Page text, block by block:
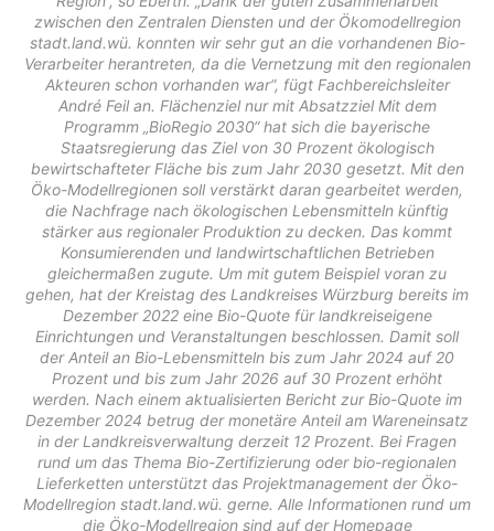
zwischen den Zentralen Diensten und der Ökomodellregion
stadt.land.wü. konnten wir sehr gut an die vorhandenen Bio-
Verarbeiter herantreten, da die Vernetzung mit den regionalen
Akteuren schon vorhanden war“, fügt Fachbereichsleiter
André Feil an. Flächenziel nur mit Absatzziel Mit dem
Programm „BioRegio 2030“ hat sich die bayerische
Staatsregierung das Ziel von 30 Prozent ökologisch
bewirtschafteter Fläche bis zum Jahr 2030 gesetzt. Mit den
Öko-Modellregionen soll verstärkt daran gearbeitet werden,
die Nachfrage nach ökologischen Lebensmitteln künftig
stärker aus regionaler Produktion zu decken. Das kommt
Konsumierenden und landwirtschaftlichen Betrieben
gleichermaßen zugute. Um mit gutem Beispiel voran zu
gehen, hat der Kreistag des Landkreises Würzburg bereits im
Dezember 2022 eine Bio-Quote für landkreiseigene
Einrichtungen und Veranstaltungen beschlossen. Damit soll
der Anteil an Bio-Lebensmitteln bis zum Jahr 2024 auf 20
Prozent und bis zum Jahr 2026 auf 30 Prozent erhöht
werden. Nach einem aktualisierten Bericht zur Bio-Quote im
Dezember 2024 betrug der monetäre Anteil am Wareneinsatz
in der Landkreisverwaltung derzeit 12 Prozent. Bei Fragen
rund um das Thema Bio-Zertifizierung oder bio-regionalen
Lieferketten unterstützt das Projektmanagement der Öko-
Modellregion stadt.land.wü. gerne. Alle Informationen rund um
die Öko-Modellregion sind auf der Homepage